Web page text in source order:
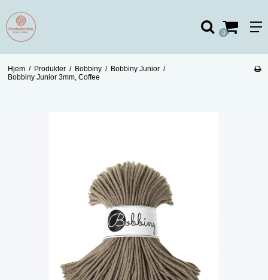
0
Hjem / Produkter / Bobbiny / Bobbiny Junior /
Bobbiny Junior 3mm, Coffee